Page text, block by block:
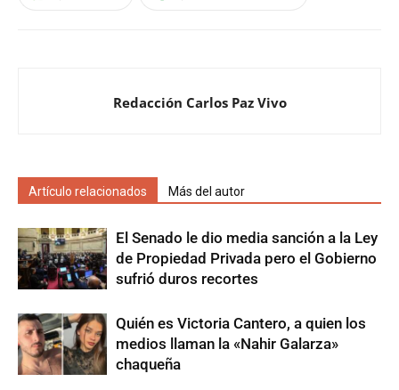
Redacción Carlos Paz Vivo
Artículo relacionados Más del autor
El Senado le dio media sanción a la Ley
de Propiedad Privada pero el Gobierno
sufrió duros recortes
Quién es Victoria Cantero, a quien los
medios llaman la «Nahir Galarza»
chaqueña